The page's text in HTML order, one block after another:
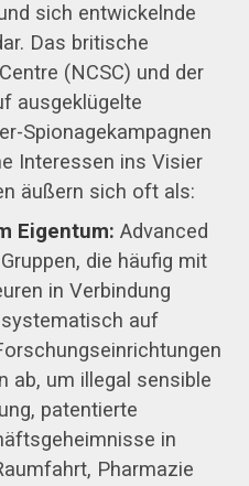
sich entwickelnde
Das britische
(NCSC) und der
ausgeklügelte
Spionagekampagnen
Interessen ins Visier
äußern sich oft als:
Eigentum: Advanced
die häufig mit
in Verbindung
auf
ab, um illegal sensible
patentierte
in
Pharmazie